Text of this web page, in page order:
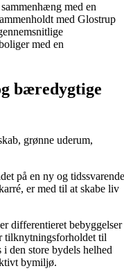
med en
med Glostrup
med en
bæredygtige
grønne uderum,
på en ny og tidssvarende
er med til at skabe liv
differentieret bebyggelser
tilknytningsforholdet til
i den store bydels helhed
bymiljø.